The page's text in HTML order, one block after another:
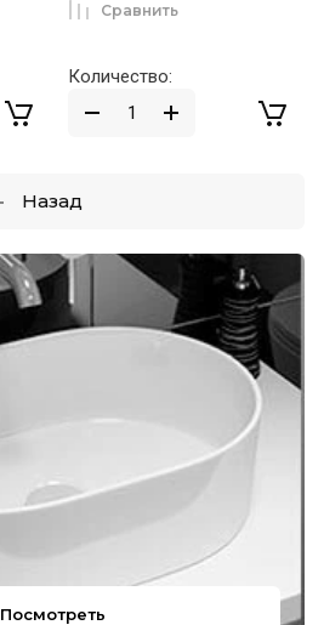
Посмотреть
Количество:
Сравнить
Назад